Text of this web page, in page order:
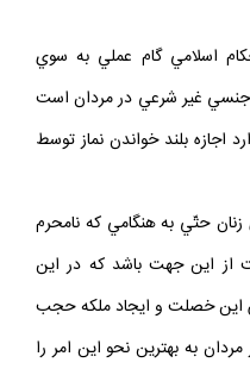
اسلامي گام عملي به سوي
جنسي غير شرعي در مردان است
اجازه بلند خواندن نماز توسط
زنان حتّي به هنگامي كه نامحرم
از اين جهت باشد كه در اين
اين خصلت و ايجاد ملكه حجب
به بهترين نحو اين امر را